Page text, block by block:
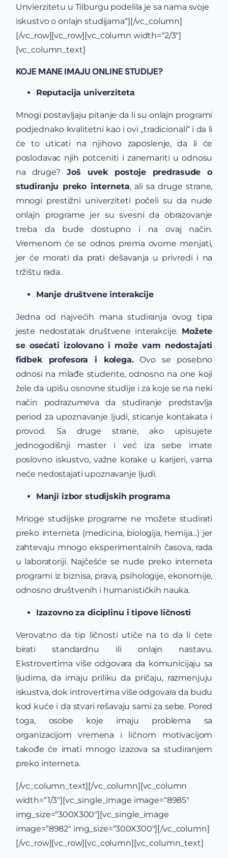
Unvierzitetu u Tilburgu podelila je sa nama svoje
iskustvo o onlajn studijama“][/vc_column]
[/vc_row][vc_row][vc_column width=“2/3″]
[vc_column_text]
KOJE MANE IMAJU ONLINE STUDIJE?
Reputacija univerziteta
Mnogi postavljaju pitanje da li su onlajn programi
podjednako kvalitetni kao i ovi „tradicionali“ i da li
će to uticati na njihovo zaposlenje, da li će
poslodavac njih potceniti i zanemariti u odnosu
na druge? Još uvek postoje predrasude o
studiranju preko interneta, ali sa druge strane,
mnogi prestižni univerziteti počeli su da nude
onlajn programe jer su svesni da obrazovanje
treba da bude dostupno i na ovaj način.
Vremenom će se odnos prema ovome menjati,
jer će morati da prati dešavanja u privredi i na
tržištu rada.
Manje društvene interakcije
Jedna od najvećih mana studiranja ovog tipa
jeste nedostatak društvene interakcije. Možete
se osećati izolovano i može vam nedostajati
fidbek profesora i kolega.Ovo se posebno
odnosi na mlađe studente, odnosno na one koji
žele da upišu osnovne studije i za koje se na neki
način podrazumeva da studiranje predstavlja
period za upoznavanje ljudi, sticanje kontakata i
provod. Sa druge strane, ako upisujete
jednogodišnji master i već iza sebe imate
poslovno iskustvo, važne korake u karijeri, vama
neće nedostajati upoznavanje ljudi.
Manji izbor studijskih programa
Mnoge studijske programe ne možete studirati
preko interneta (medicina, biologija, hemija…) jer
zahtevaju mnogo eksperimentalnih časova, rada
u laboratoriji. Najčešće se nude preko interneta
programi iz biznisa, prava, psihologije, ekonomije,
odnosno društvenih i humanističkih nauka.
Izazovno za diciplinu i tipove ličnosti
Verovatno da tip ličnosti utiče na to da li ćete
birati standardnu ili onlajn nastavu.
Ekstrovertima više odgovara da komunicijaju sa
ljudima, da imaju priliku da pričaju, razmenjuju
iskustva, dok introvertima više odgovara da budu
kod kuće i da stvari rešavaju sami za sebe. Pored
toga, osobe koje imaju problema sa
organizacijom vremena i ličnom motivacijom
takođe će imati mnogo izazova sa studiranjem
preko interneta.
[/vc_column_text][/vc_column][vc_column
width=“1/3″][vc_single_image image=“8985″
img_size=“300X300″][vc_single_image
image=“8982″ img_size=“300X300″][/vc_column]
[/vc_row][vc_row][vc_column][vc_column_text]